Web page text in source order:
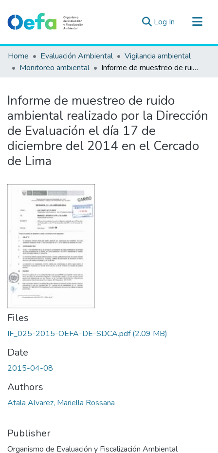
Log In (current)
Communities & Collections
All of DSpace
Estad. Externas
Guias ▾
Home Evaluación Ambiental
Vigilancia ambiental
Monitoreo ambiental
Informe de muestreo de ruido ambiental realizado por la Dirección de Evaluación el día 17 de diciembre del 2014 en el Cercado de Lima
Informe de muestreo de ruido
ambiental realizado por la Dirección
de Evaluación el día 17 de
diciembre del 2014 en el Cercado
de Lima
Files
IF_025-2015-OEFA-DE-SDCA.pdf(2.09 MB)
Date
2015-04-08
Authors
Atala Alvarez, Mariella Rossana
Publisher
Organismo de Evaluación y Fiscalización Ambiental